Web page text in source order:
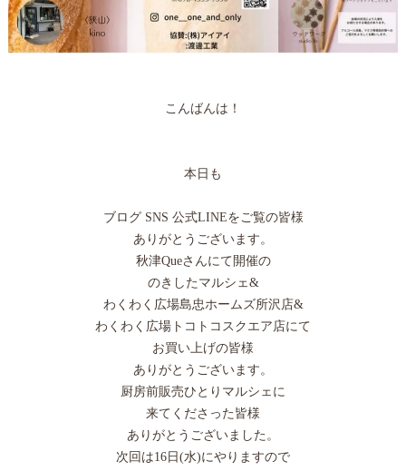
こんばんは！
本日も
ブログ SNS 公式LINEをご覧の皆様
ありがとうございます。
秋津Queさんにて開催の
のきしたマルシェ&
わくわく広場島忠ホームズ所沢店&
わくわく広場トコトコスクエア店にて
お買い上げの皆様
ありがとうございます。
厨房前販売ひとりマルシェに
来てくださった皆様
ありがとうございました。
次回は16日(水)にやりますので